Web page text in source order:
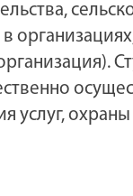
в
услуг,